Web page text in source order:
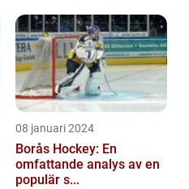
08 januari 2024
Borås Hockey: En
omfattande analys av en
populär s...